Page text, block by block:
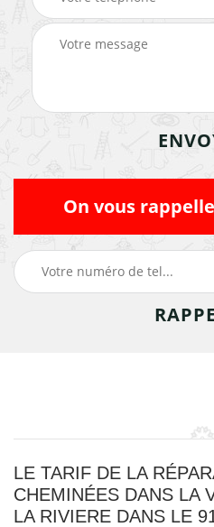
On vous
LE TARIF DE LA
CHEMINÉES DANS LA
LA RIVIERE DANS LE